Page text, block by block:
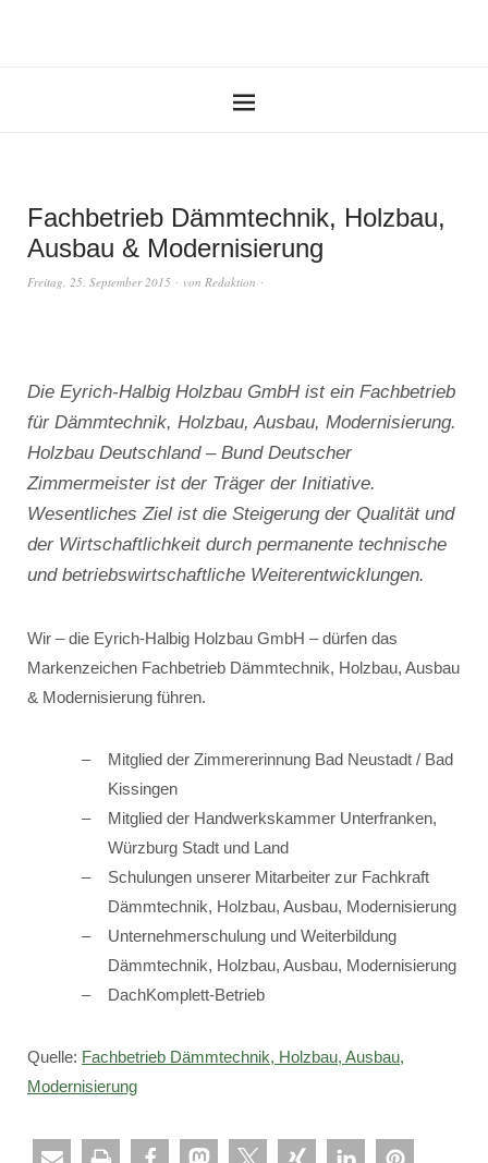
Fachbetrieb Dämmtechnik, Holzbau,
Ausbau & Modernisierung
Freitag, 25. September 2015 von Redaktion
Die Eyrich-Halbig Holzbau GmbH ist ein Fachbetrieb
für Dämmtechnik, Holzbau, Ausbau, Modernisierung.
Holzbau Deutschland – Bund Deutscher
Zimmermeister ist der Träger der Initiative.
Wesentliches Ziel ist die Steigerung der Qualität und
der Wirtschaftlichkeit durch permanente technische
und betriebswirtschaftliche Weiterentwicklungen.
Wir – die Eyrich-Halbig Holzbau GmbH – dürfen das
Markenzeichen Fachbetrieb Dämmtechnik, Holzbau, Ausbau
& Modernisierung führen.
Mitglied der Zimmererinnung Bad Neustadt / Bad
Kissingen
Mitglied der Handwerkskammer Unterfranken,
Würzburg Stadt und Land
Schulungen unserer Mitarbeiter zur Fachkraft
Dämmtechnik, Holzbau, Ausbau, Modernisierung
Unternehmerschulung und Weiterbildung
Dämmtechnik, Holzbau, Ausbau, Modernisierung
DachKomplett-Betrieb
Quelle: Fachbetrieb Dämmtechnik, Holzbau, Ausbau,
Modernisierung